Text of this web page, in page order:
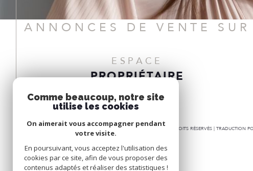
ANNONCES DE VENTE
ESPACE
PROPRIÉTAIRE
Se connecter
© 2026 | TOUS DROITS RÉSERVÉS | TRADUCTION
Comme beaucoup, notre site
utilise les cookies
On aimerait vous accompagner pendant
votre visite.
En poursuivant, vous acceptez l'utilisation des
cookies par ce site, afin de vous proposer des
contenus adaptés et réaliser des statistiques !